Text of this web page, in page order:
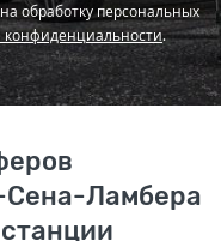
обработку персональных
конфиденциальности.
Сена-Ламбера